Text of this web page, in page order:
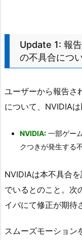
Update 1: 報
の不具合につ
ユーザーから報告さ
について、NVIDIAは
NVIDIA: 一部ゲー
クつきが発生する
NVIDIAは本不具合
でいるとのこと。
イバにて修正が期待
スムーズモーション